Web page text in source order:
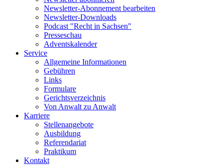
Newsletter-Abonnement bearbeiten
Newsletter-Downloads
Podcast "Recht in Sachsen"
Presseschau
Adventskalender
Service
Allgemeine Informationen
Gebühren
Links
Formulare
Gerichtsverzeichnis
Von Anwalt zu Anwalt
Karriere
Stellenangebote
Ausbildung
Referendariat
Praktikum
Kontakt